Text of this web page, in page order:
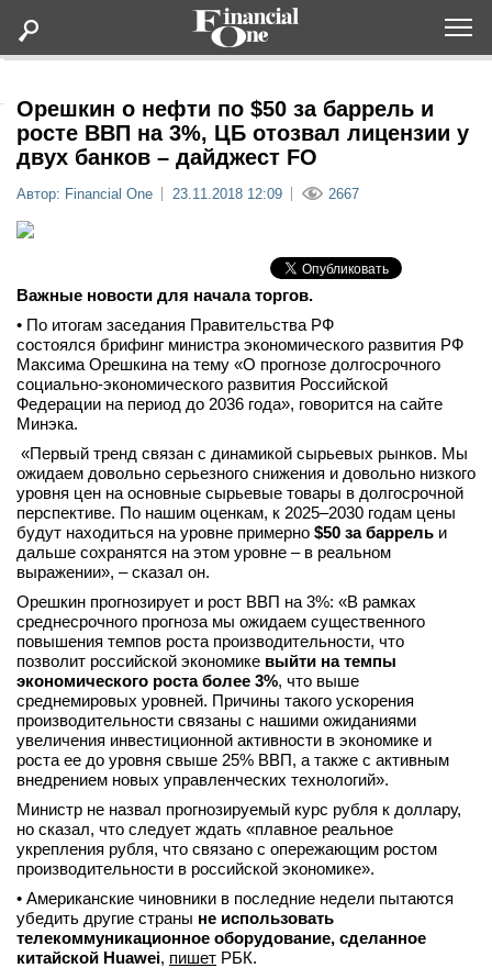
Статьи
Мероприятия
Новости
Интервью
вконтакте
телеграм
Вход
Орешкин о нефти по $50 за баррель и
росте ВВП на 3%, ЦБ отозвал лицензии у
двух банков – дайджест FO
Автор: Financial One 23.11.2018 12:09 2667
Важные новости для начала торгов.
• По итогам заседания Правительства РФ
состоялся брифинг министра экономического развития РФ
Максима Орешкина на тему «О прогнозе долгосрочного
социально-экономического развития Российской
Федерации на период до 2036 года», говорится на сайте
Минэка.
«Первый тренд связан с динамикой сырьевых рынков. Мы
ожидаем довольно серьезного снижения и довольно низкого
уровня цен на основные сырьевые товары в долгосрочной
перспективе. По нашим оценкам, к 2025–2030 годам цены
будут находиться на уровне примерно $50 за баррель и
дальше сохранятся на этом уровне – в реальном
выражении», – сказал он.
Орешкин прогнозирует и рост ВВП на 3%: «В рамках
среднесрочного прогноза мы ожидаем существенного
повышения темпов роста производительности, что
позволит российской экономике выйти на темпы
экономического роста более 3%, что выше
среднемировых уровней. Причины такого ускорения
производительности связаны с нашими ожиданиями
увеличения инвестиционной активности в экономике и
роста ее до уровня свыше 25% ВВП, а также с активным
внедрением новых управленческих технологий».
Министр не назвал прогнозируемый курс рубля к доллару,
но сказал, что следует ждать «плавное реальное
укрепления рубля, что связано с опережающим ростом
производительности в российской экономике».
• Американские чиновники в последние недели пытаются
убедить другие страны не использовать
телекоммуникационное оборудование, сделанное
китайской Huawei, пишет РБК.